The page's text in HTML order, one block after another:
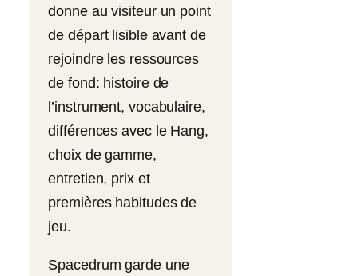
donne au visiteur un point
de départ lisible avant de
rejoindre les ressources
de fond: histoire de
l’instrument, vocabulaire,
différences avec le Hang,
choix de gamme,
entretien, prix et
premières habitudes de
jeu.
Spacedrum garde une